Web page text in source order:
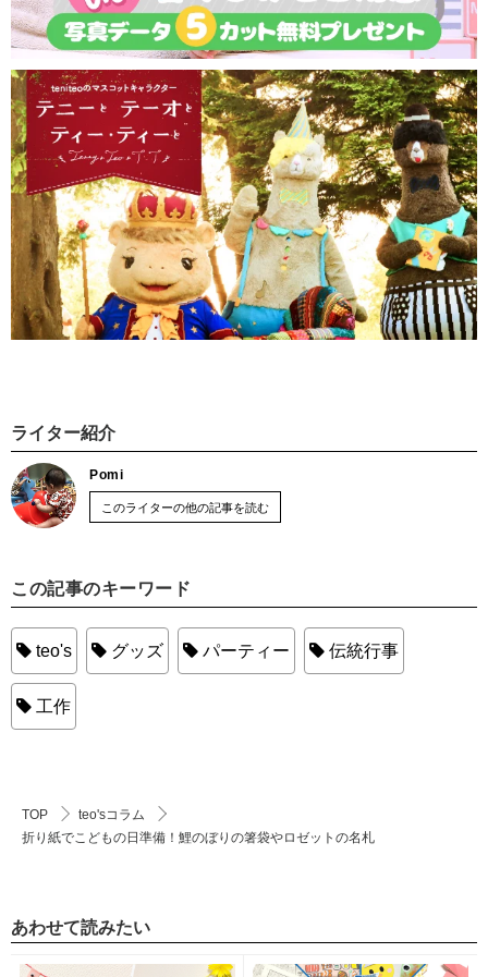
ライター紹介
Pomi
このライターの他の記事を読む
この記事のキーワード
teo's グッズ パーティー 伝統行事
工作
TOP
teo'sコラム
折り紙でこどもの日準備！鯉のぼりの箸袋やロゼットの名札
あわせて読みたい